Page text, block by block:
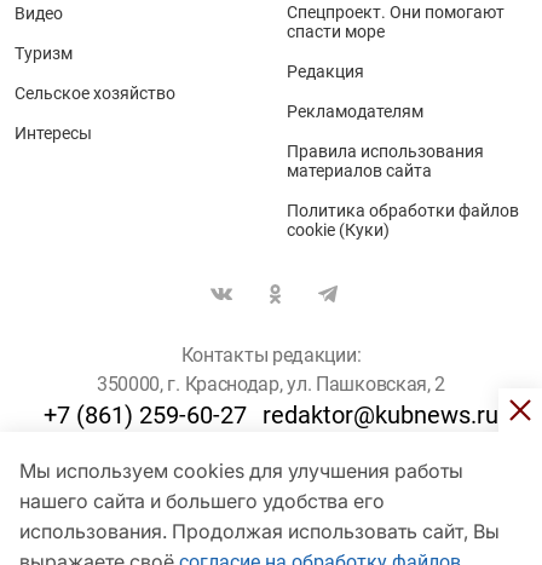
Мы используем cookies для улучшения работы
нашего сайта и большего удобства его
использования. Продолжая использовать сайт, Вы
Видео
Туризм
Сельское хозяйство
Интересы
Спецпроект. Они помогают
спасти море
Редакция
Рекламодателям
Правила использования
материалов сайта
Политика обработки файлов
cookie (Куки)
Контакты редакции:
350000, г. Краснодар, ул. Пашковская, 2
+7 (861) 259-60-27 redaktor@kubnews.ru
Для пользователей старше 16 лет
© Кубанские Новости, 2017
Сетевое издание «kubnews» зарегистрировано Федеральной